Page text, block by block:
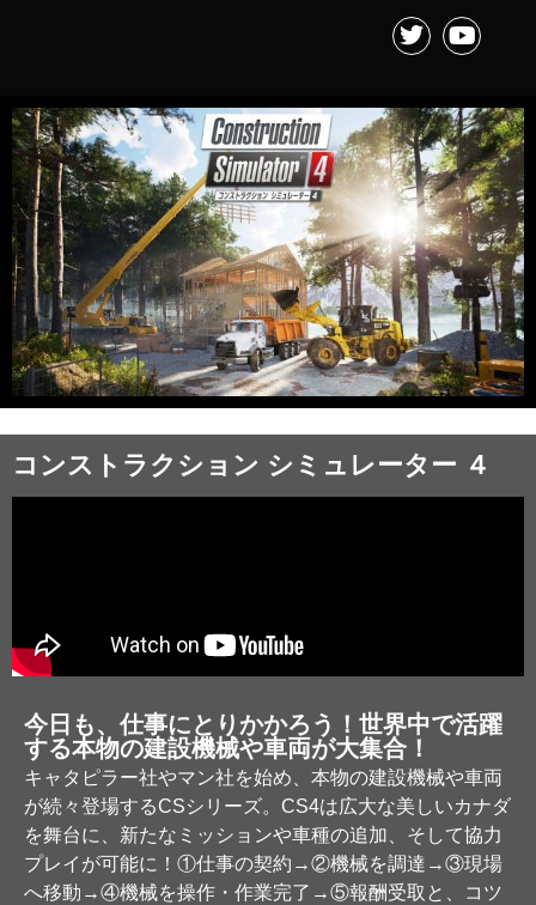
コンストラクション シミュレーター ４
今日も、仕事にとりかかろう！世界中で活躍
する本物の建設機械や車両が大集合！
キャタピラー社やマン社を始め、本物の建設機械や車両
が続々登場するCSシリーズ。CS4は広大な美しいカナダ
を舞台に、新たなミッションや車種の追加、そして協力
プレイが可能に！①仕事の契約→②機械を調達→③現場
へ移動→④機械を操作・作業完了→⑤報酬受取と、コツ